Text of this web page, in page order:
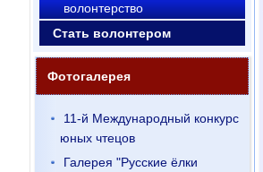
волонтерство
Стать волонтером
Фотогалерея
11-й Международный конкурс
юных чтецов
Галерея "Русские ёлки